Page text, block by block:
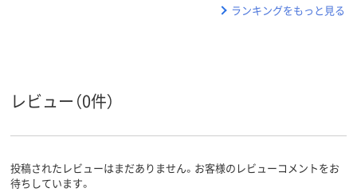
ランキングをもっと見る
レビュー（0件）
投稿されたレビューはまだありません。お客様のレビューコメントをお
待ちしています。